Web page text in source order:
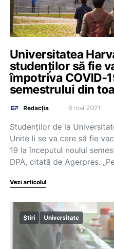
Universitatea
studenților să fie
împotriva COVID-
semestrului din
Redacția 6 mai 2021
Studenţilor de la
Unite li se va cere să fie
19 la începutul noului
DPA, citată de Agerpres.
Vezi articolul
Știri Universitate